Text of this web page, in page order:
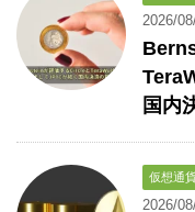
2026/
国内
仮想通
2026/